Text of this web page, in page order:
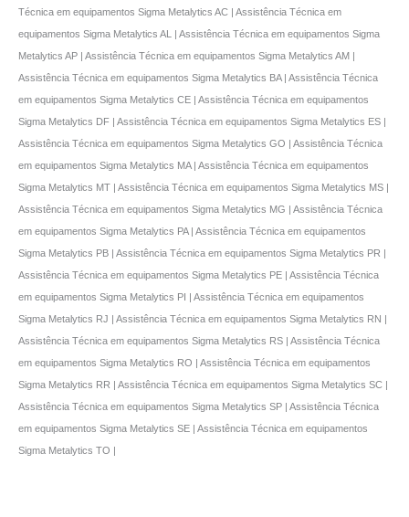
Técnica em equipamentos Sigma Metalytics AC | Assistência Técnica em
equipamentos Sigma Metalytics AL | Assistência Técnica em equipamentos Sigma
Metalytics AP | Assistência Técnica em equipamentos Sigma Metalytics AM |
Assistência Técnica em equipamentos Sigma Metalytics BA | Assistência Técnica
em equipamentos Sigma Metalytics CE | Assistência Técnica em equipamentos
Sigma Metalytics DF | Assistência Técnica em equipamentos Sigma Metalytics ES |
Assistência Técnica em equipamentos Sigma Metalytics GO | Assistência Técnica
em equipamentos Sigma Metalytics MA | Assistência Técnica em equipamentos
Sigma Metalytics MT | Assistência Técnica em equipamentos Sigma Metalytics MS |
Assistência Técnica em equipamentos Sigma Metalytics MG | Assistência Técnica
em equipamentos Sigma Metalytics PA | Assistência Técnica em equipamentos
Sigma Metalytics PB | Assistência Técnica em equipamentos Sigma Metalytics PR |
Assistência Técnica em equipamentos Sigma Metalytics PE | Assistência Técnica
em equipamentos Sigma Metalytics PI | Assistência Técnica em equipamentos
Sigma Metalytics RJ | Assistência Técnica em equipamentos Sigma Metalytics RN |
Assistência Técnica em equipamentos Sigma Metalytics RS | Assistência Técnica
em equipamentos Sigma Metalytics RO | Assistência Técnica em equipamentos
Sigma Metalytics RR | Assistência Técnica em equipamentos Sigma Metalytics SC |
Assistência Técnica em equipamentos Sigma Metalytics SP | Assistência Técnica
em equipamentos Sigma Metalytics SE | Assistência Técnica em equipamentos
Sigma Metalytics TO |